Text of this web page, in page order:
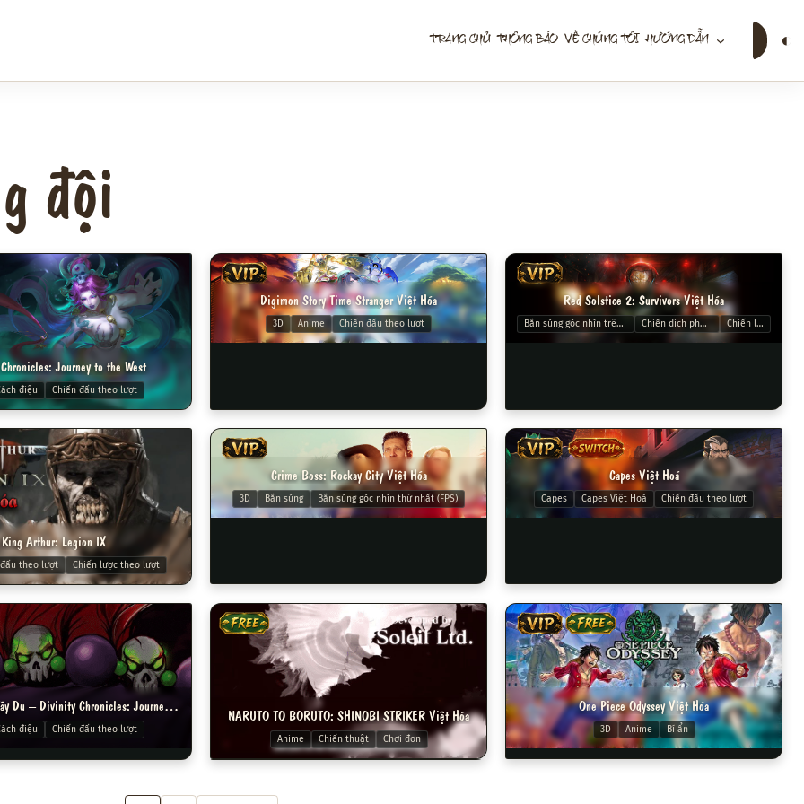
TRANG CHỦ THÔNG BÁO VỀ CHÚNG TÔI HƯỚNG DẪN
kiếm
◐
đội
Journey to the West
điệu Chiến đấu theo lượt
VIP
Digimon Story Time Stranger Việt Hóa
3D Anime Chiến đấu theo lượt
VIP
Red Solstice 2: Survivors Việt Hóa
Bắn súng góc nhìn trên xuống Chiến dịch phối hợp Chiến lược
King Arthur: Legion IX
theo lượt Chiến lược theo lượt
VIP
Crime Boss: Rockay City Việt Hóa
3D Bắn súng Bắn súng góc nhìn thứ nhất (FPS)
VIP SWITCH
Capes Việt Hoá
Capes Capes Việt Hoá Chiến đấu theo lượt
Thần Châu Chí Tây Du – Divinity Chronicles: Journey to the West Việt Hoá
điệu Chiến đấu theo lượt
FREE
NARUTO TO BORUTO: SHINOBI STRIKER Việt Hóa
Anime Chiến thuật Chơi đơn
VIP FREE
One Piece Odyssey Việt Hóa
3D Anime Bí ẩn